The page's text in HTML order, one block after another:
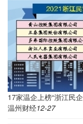
17家温企上榜“浙江民
温州财经12-27